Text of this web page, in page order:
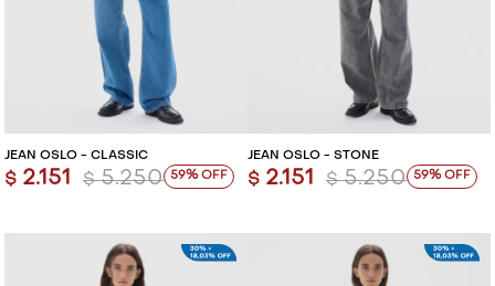
JEAN OSLO - CLASSIC
$ 2.151 $ 5.250 59
JEAN OSLO - STONE
$ 2.151 $ 5.250 59